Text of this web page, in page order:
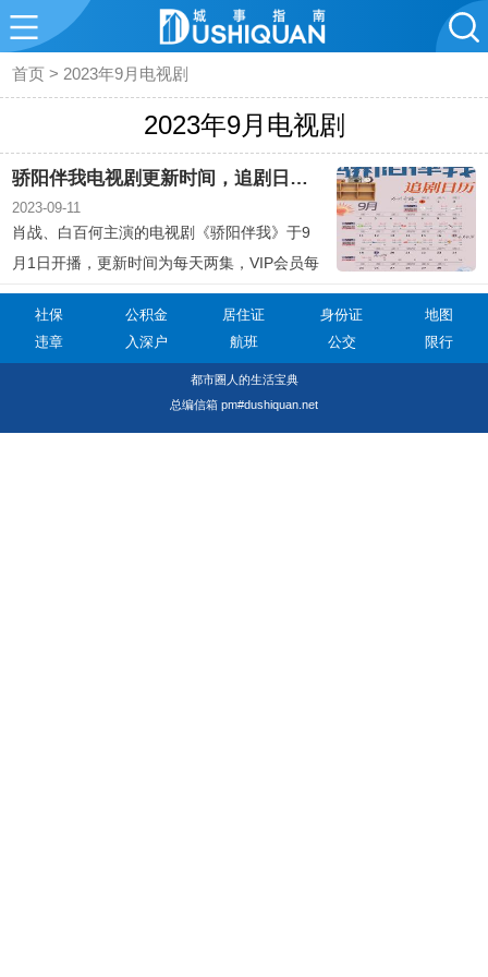
首页 > 2023年9月电视剧
2023年9月电视剧
骄阳伴我电视剧更新时间，追剧日历一览表
2023-09-11
肖战、白百何主演的电视剧《骄阳伴我》于9
月1日开播，更新时间为每天两集，VIP会员每
日19:30更新2集，非会员每日22:00转免1集。
该剧讲述了新人设计师盛阳与广告导演简冰的
爱情故事。
社保 公积金 居住证 身份证
地图
违章
入深户 航班 公交 限行
都市圈人的生活宝典
总编信箱 pm#dushiquan.net